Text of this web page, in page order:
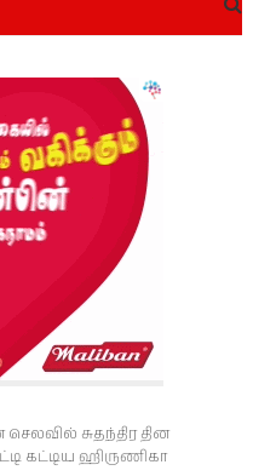
சுதந்திர தின
கட்டிய ஹிருணிகா